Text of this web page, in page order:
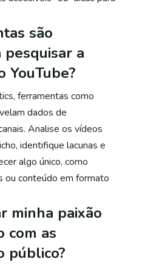
são
pesquisar a
YouTube?
ferramentas como
dados de
Analise os vídeos
identifique lacunas e
algo único, como
ou conteúdo em formato
minha paixão
com as
público?